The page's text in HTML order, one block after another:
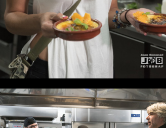
Desde 0,00 €